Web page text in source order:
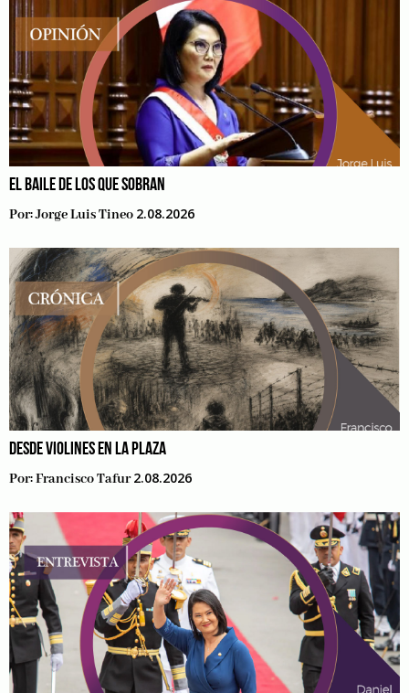
EL BAILE DE LOS QUE SOBRAN
Por:Jorge Luis Tineo 2.08.2026
DESDE VIOLINES EN LA PLAZA
Por:Francisco Tafur 2.08.2026